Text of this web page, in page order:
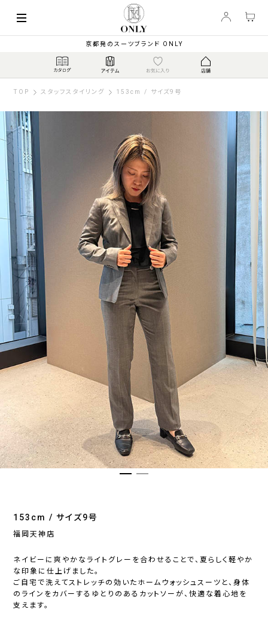
京都発のスーツブランド ONLY
TOP スタッフスタイリング 153cm / サイズ9号
153cm / サイズ9号
福岡天神店
ネイビーに爽やかなライトグレーを合わせることで、夏らしく軽やか
な印象に仕上げました。
ご自宅で洗えてストレッチの効いたホームウォッシュスーツと、身体
のラインをカバーするゆとりのあるカットソーが、快適な着心地を
支えます。